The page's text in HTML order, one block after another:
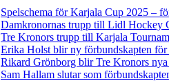
Spelschema för Karjala Cup 2025 –
Damkronornas trupp till Lidl Hockey
Tre Kronors trupp till Karjala
Erika Holst blir ny förbundskapten
Rikard Grönborg blir Tre Kronors nya
Sam Hallam slutar som